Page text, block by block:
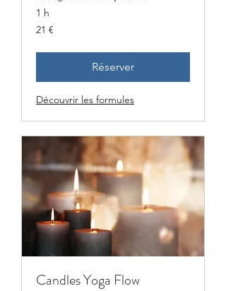
1 h
21
euros
21 €
Réserver
Découvrir les formules
Candles Yoga Flow